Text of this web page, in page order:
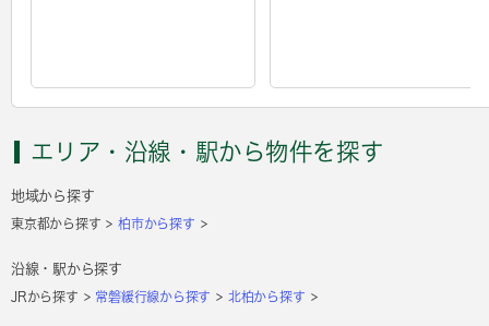
エリア・沿線・駅から物件を探す
地域から探す
東京都から探す 柏市から探す
沿線・駅から探す
JRから探す 常磐緩行線から探す 北柏から探す